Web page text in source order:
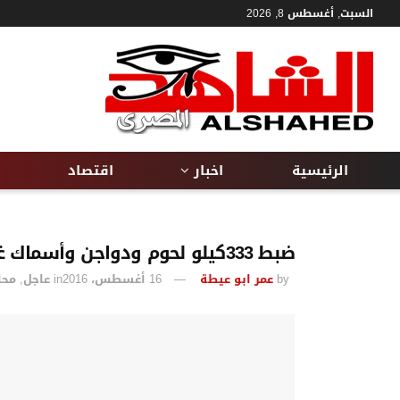
السبت, أغسطس 8, 2026
الرئيسية اخبار اقتصاد
ضبط 333كيلو لحوم ودواجن وأسماك غير صالة للاستخدام باسيوط
by عمر ابو عيطة 16 أغسطس، 2016 in عاجل,